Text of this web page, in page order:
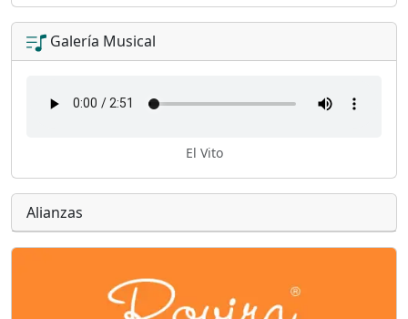
Galería Musical
El Vito
Alianzas